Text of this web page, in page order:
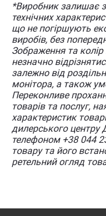
*Виробник залишає
технічних
що не погіршують
виробів, без
Зображення та
незначно
залежно від
монітора, а також
Переконливе
товарів та послуг,
характеристик
дилерського центру
телефоном +38 044
товару та його
ретельний огляд